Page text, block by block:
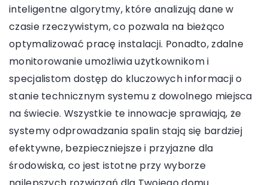
inteligentne algorytmy, które analizują dane w
czasie rzeczywistym, co pozwala na bieżąco
optymalizować pracę instalacji. Ponadto, zdalne
monitorowanie umożliwia użytkownikom i
specjalistom dostęp do kluczowych informacji o
stanie technicznym systemu z dowolnego miejsca
na świecie. Wszystkie te innowacje sprawiają, że
systemy odprowadzania spalin stają się bardziej
efektywne, bezpieczniejsze i przyjazne dla
środowiska, co jest istotne przy wyborze